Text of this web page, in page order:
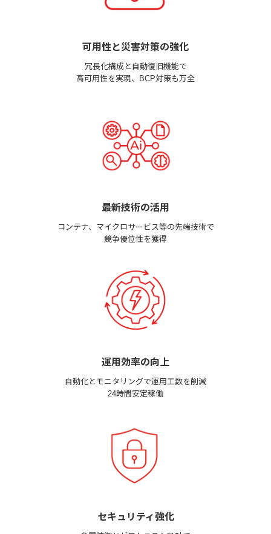
可用性と災害対策の強化
冗長化構成と自動復旧機能で
高可用性を実現、BCP対策も万全
最新技術の活用
コンテナ、マイクロサービス等の先端技術で
競争優位性を獲得
運用効率の向上
自動化とモニタリングで運用工数を削減
24時間安定稼働
セキュリティ強化